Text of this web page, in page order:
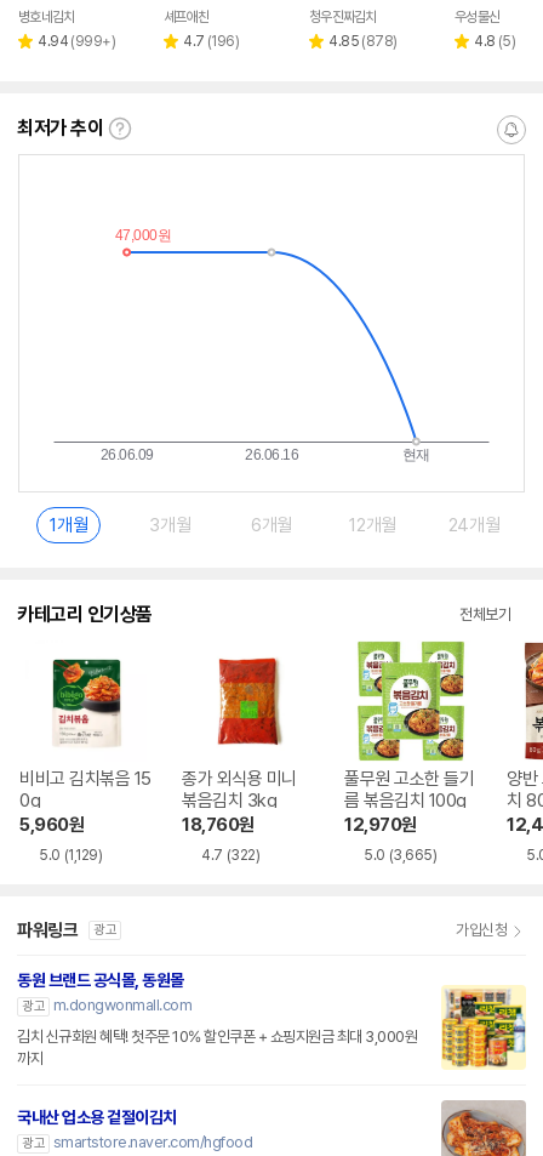
병호네김치
별 4.94 리
(999+)
셰프애찬
별 4.7 리
(196)
청우진짜김치
별 4.85 리
(878)
우성물산
별 4.8 리
(5)
최저가 추이
최
이
란?
알
1개월 3개월 6개월 12개월 24개월
카테고리 인기상품 전체보기
비비고 김치볶음 15
0g
5,960원
5.0 (1,129)
종가 외식용 미니
볶음김치 3kg
18,760원
4.7 (322)
풀무원 고소한 들기
름 볶음김치 100g
12,970원
5.0 (3,665)
양반
치
파워링크 광고 가입신청
동원 브랜드 공식몰, 동원몰
광고
m.dongwonmall.com
김치 신규회원 혜택! 첫주문 10% 할인쿠폰 + 쇼핑지원금 최대 3,000원
까지
국내산 업소용 겉절이김치
광고 smartstore.naver.com/hgfood